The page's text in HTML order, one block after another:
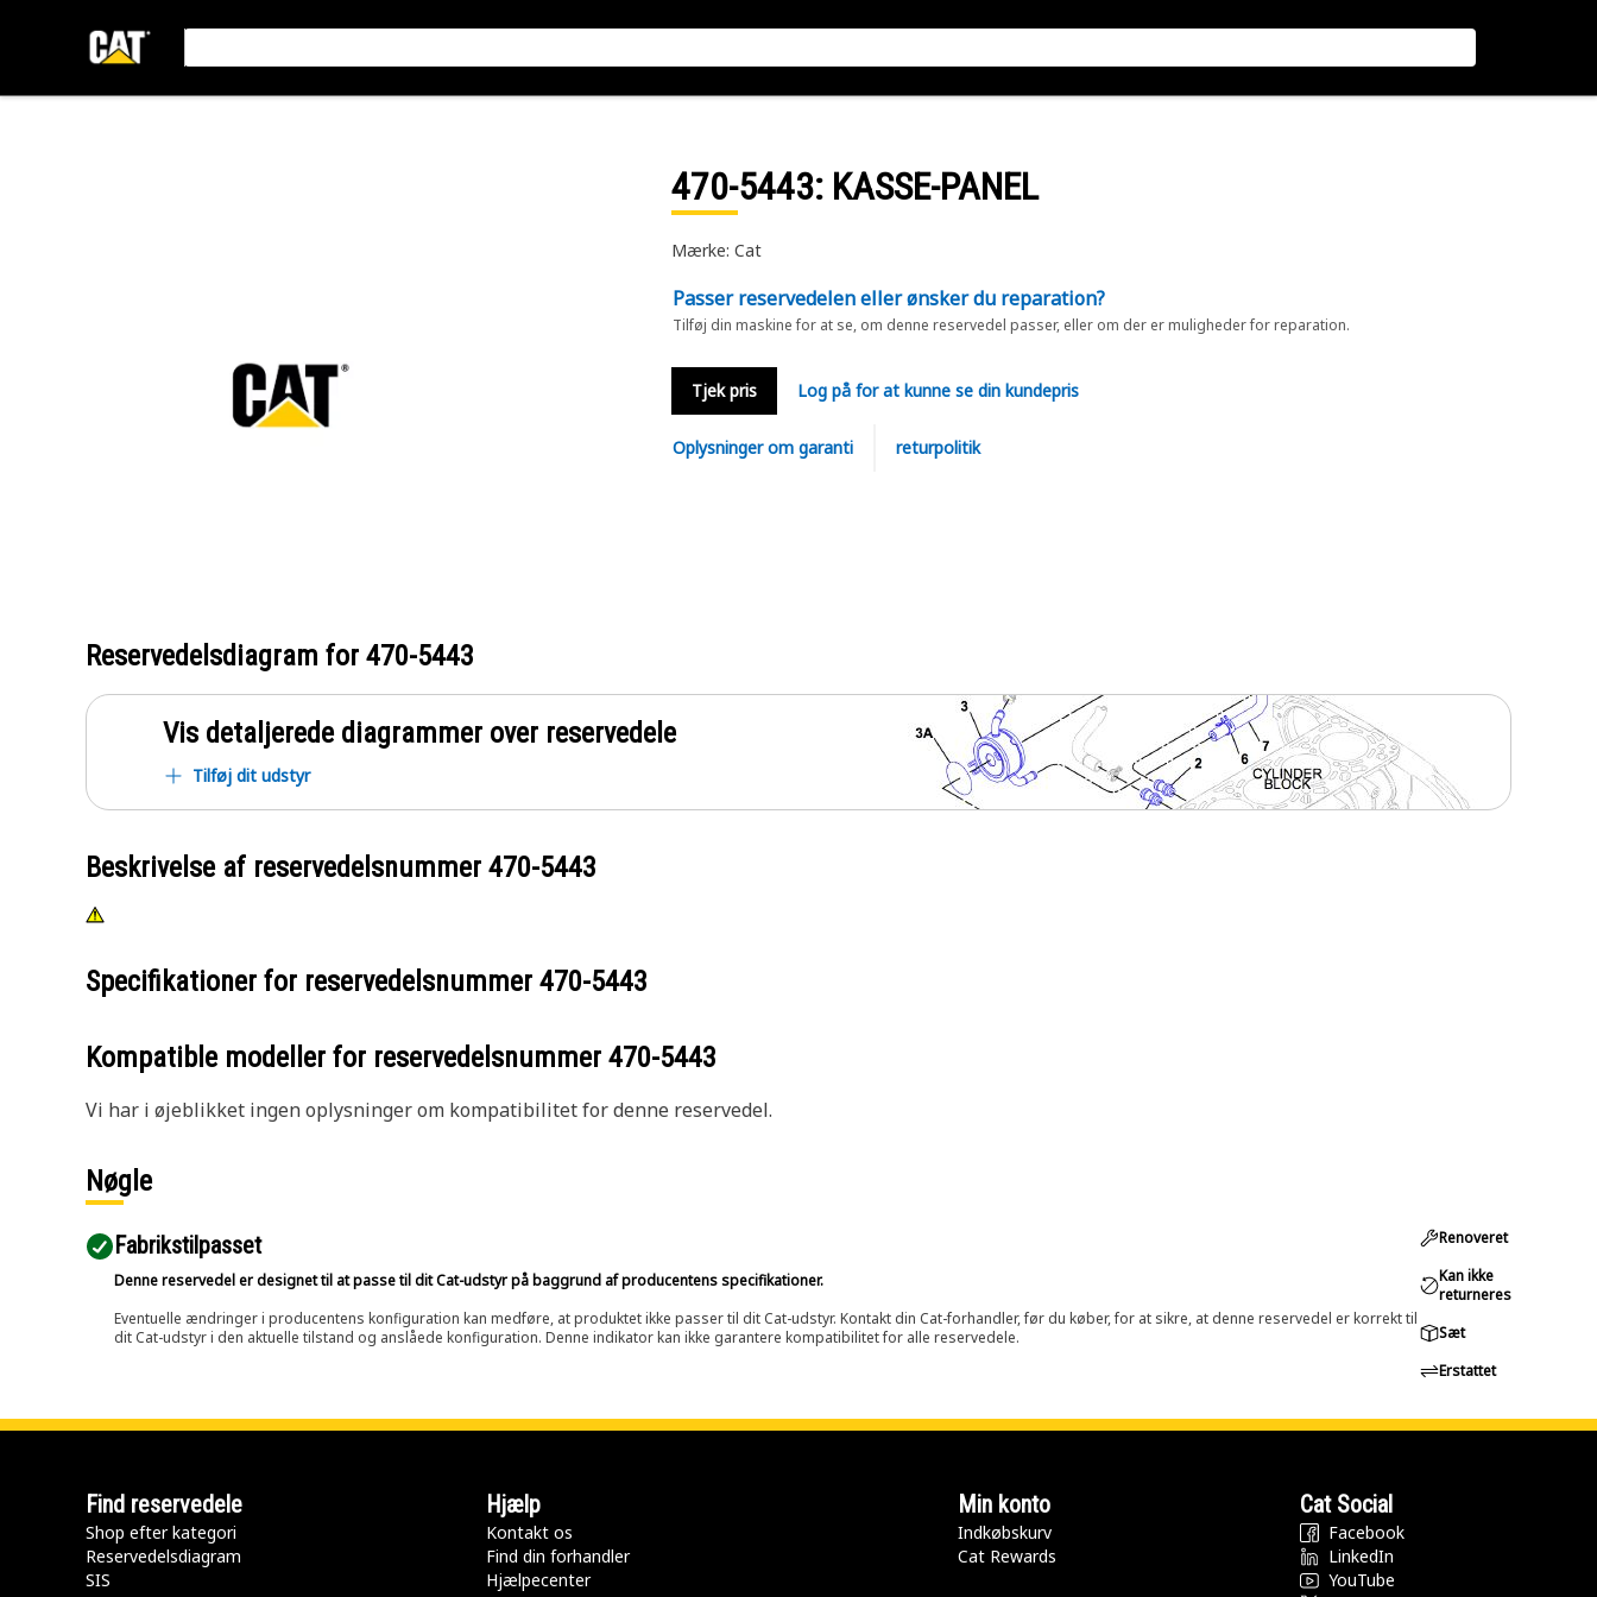
470-5443: KASSE-PANEL
Mærke: Cat
Passer reservedelen eller ønsker du reparation?
Tilføj din maskine for at se, om denne reservedel passer, eller om der er muligheder for reparation.
Tjek pris Log på for at kunne se din kundepris
Oplysninger om garanti returpolitik
Reservedelsdiagram for 470-5443
Vis detaljerede diagrammer over reservedele
Tilføj dit udstyr
Beskrivelse af reservedelsnummer 470-5443
Specifikationer for reservedelsnummer 470-5443
Kompatible modeller for reservedelsnummer 470-5443
Vi har i øjeblikket ingen oplysninger om kompatibilitet for denne reservedel.
Nøgle
Fabrikstilpasset
Denne reservedel er designet til at passe til dit Cat-udstyr på baggrund af producentens specifikationer.
Eventuelle ændringer i producentens konfiguration kan medføre, at produktet ikke passer til dit Cat-udstyr. Kontakt din Cat-forhandler, før du køber, for at sikre, at denne reservedel er korrekt til
dit Cat-udstyr i den aktuelle tilstand og anslåede konfiguration. Denne indikator kan ikke garantere kompatibilitet for alle reservedele.
Renoveret
Kan ikke
returneres
Sæt
Erstattet
Find reservedele
Shop efter kategori
Reservedelsdiagram
SIS
Hjælp
Kontakt os
Find din forhandler
Hjælpecenter
Min konto
Indkøbskurv
Cat Rewards
Cat Social
Facebook
LinkedIn
YouTube